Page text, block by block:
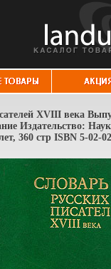
XVIII века
Издательство:
360 стр ISBN 5-02-